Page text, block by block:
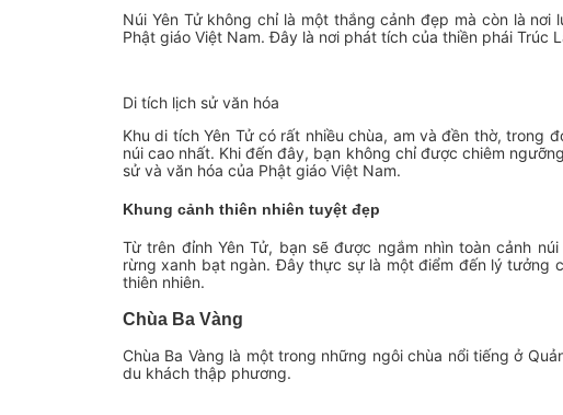
Núi Yên Tử không chỉ là một thắng cảnh đẹp mà còn là
Phật giáo Việt Nam. Đây là nơi phát tích của thiền phái Trúc
Di tích lịch sử văn hóa
Khu di tích Yên Tử có rất nhiều chùa, am và đền thờ, trong
núi cao nhất. Khi đến đây, bạn không chỉ được chiêm
sử và văn hóa của Phật giáo Việt Nam.
Khung cảnh thiên nhiên tuyệt đẹp
Từ trên đỉnh Yên Tử, bạn sẽ được ngắm nhìn toàn cảnh
rừng xanh bạt ngàn. Đây thực sự là một điểm đến lý tưởng
thiên nhiên.
Chùa Ba Vàng
Chùa Ba Vàng là một trong những ngôi chùa nổi tiếng ở
du khách thập phương.